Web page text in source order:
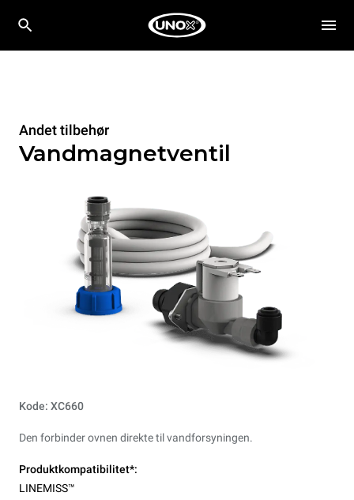
Andet tilbehør
Vandmagnetventil
Kode: XC660
Den forbinder ovnen direkte til vandforsyningen.
Produktkompatibilitet*:
LINEMISS™